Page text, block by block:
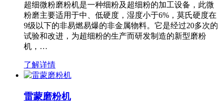
超细微粉磨粉机是一种细粉及超细粉的加工设备，此微
粉磨主要适用于中、低硬度，湿度小于6%，莫氏硬度在
9级以下的非易燃易爆的非金属物料。它是经过20多次的
试验和改进，为超细粉的生产而研发制造的新型磨粉
机，…
了解详情
雷蒙磨粉机